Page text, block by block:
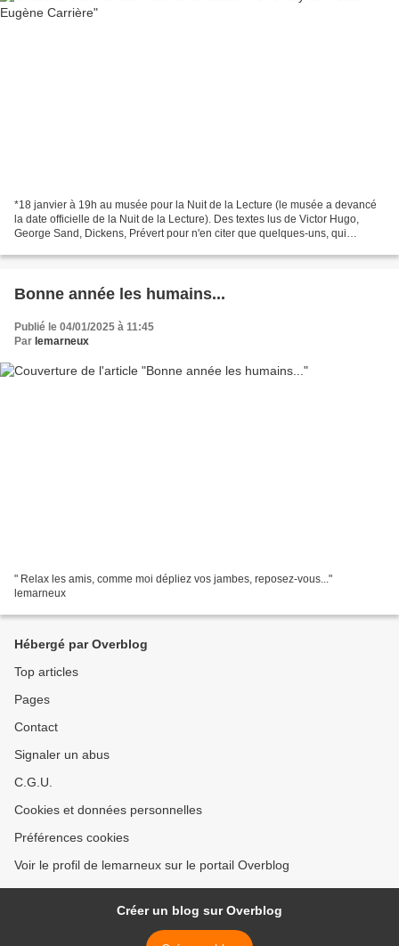
*18 janvier à 19h au musée pour la Nuit de la Lecture (le musée a devancé
la date officielle de la Nuit de la Lecture). Des textes lus de Victor Hugo,
George Sand, Dickens, Prévert pour n'en citer que quelques-uns, qui
Bonne année les humains...
Publié le 04/01/2025 à 11:45
Par lemarneux
" Relax les amis, comme moi dépliez vos jambes, reposez-vous..."
lemarneux
Hébergé par Overblog
Top articles
Pages
Contact
Signaler un abus
C.G.U.
Cookies et données personnelles
Préférences cookies
Voir le profil de lemarneux sur le portail Overblog
Créer un blog sur Overblog